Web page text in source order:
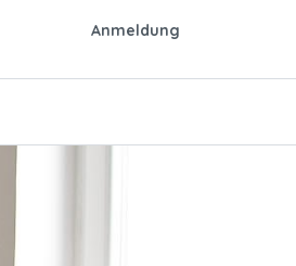
Anmeldung